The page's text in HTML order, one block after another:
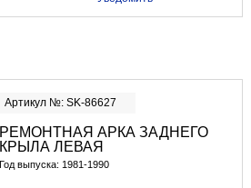
Артикул №: SK-86627
РЕМОНТНАЯ АРКА ЗАДНЕГО
КРЫЛА ЛЕВАЯ
Год выпуска: 1981-1990